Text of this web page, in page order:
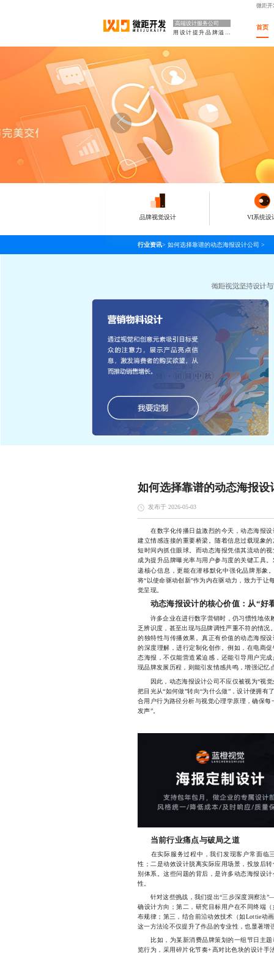
微距开
高端设计服务公司
用设计提升品牌溢价
首页
品牌视觉设计 VI系统设
行业资讯> 如何选择靠谱的动态海报设计公司 >
如何选择靠谱的动态海报设
发布于 2026-05-03
在数字化传播日益激烈的今天，动态海报设
建立情感连接的重要桥梁。随着信息过载现象
短时间内抓住眼球。而动态海报凭借其流动的
成为提升品牌曝光率与用户参与度的关键工具
递核心信息，更能在潜移默化中强化品牌形象
将“以使命驱动创新”作为内在驱动力，致力于
觉呈现。
动态海报设计的核心价值：从“好
许多企业在进行数字营销时，仍习惯性地依
乏辨识度，甚至出现与品牌调性严重不符的情况
的独特性与传播效果。真正有价值的动态海报
的深度理解，进行定制化创作。例如，在电商
态海报，不仅能营造紧迫感，还能引导用户完
现品牌发展历程，则能引发情感共鸣，增强记忆
因此，动态海报设计公司不应仅被视为“视觉
把目光从“如何做”转向“为什么做”，设计便拥
合用户行为路径分析与视觉心理学原理，确保
发声”。
当前行业痛点与破局之道
在实际服务过程中，我们发现客户常面临
性；二是动效设计脱离实际应用场景，投放后
别体系。这些问题的背后，是许多动态海报设
性。
针对这些挑战，我们提出“三步深度洞察法
确设计方向；第二，研究目标用户在不同终端
布规律；第三，结合前沿动效技术（如Lottie动
这一方法论不仅提升了作品的专业性，也显著增
比如，为某新消费品牌策划的一组节日主题
览行为，采用碎片化节奏+高对比色块的设计手